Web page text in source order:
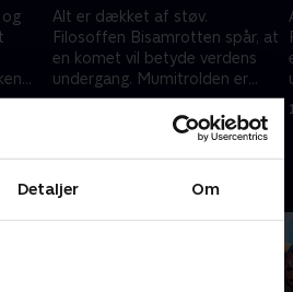
Detaljer Om
Alt er dækket af støv.
Filosoffen Bisamrotten spår, at
en komet vil betyde verdens
undergang. Mumitrolden er
rystet over vores lille planets